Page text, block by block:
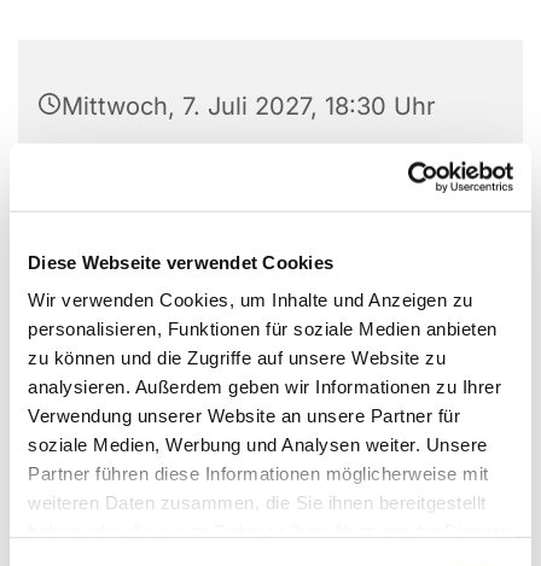
Diese Webseite verwendet Cookies
Wir verwenden Cookies, um Inhalte und Anzeigen zu
personalisieren, Funktionen für soziale Medien anbieten
zu können und die Zugriffe auf unsere Website zu
analysieren. Außerdem geben wir Informationen zu Ihrer
Verwendung unserer Website an unsere Partner für
soziale Medien, Werbung und Analysen weiter. Unsere
Partner führen diese Informationen möglicherweise mit
weiteren Daten zusammen, die Sie ihnen bereitgestellt
Mittwoch, 7. Juli 2027, 18:30 Uhr
Gemeindezentrum Alte Kirche, Alter
Markt 5, 44866 Bochum
Kontakt: Manfred Langheit
Telefon: 0163 / 16 45 124